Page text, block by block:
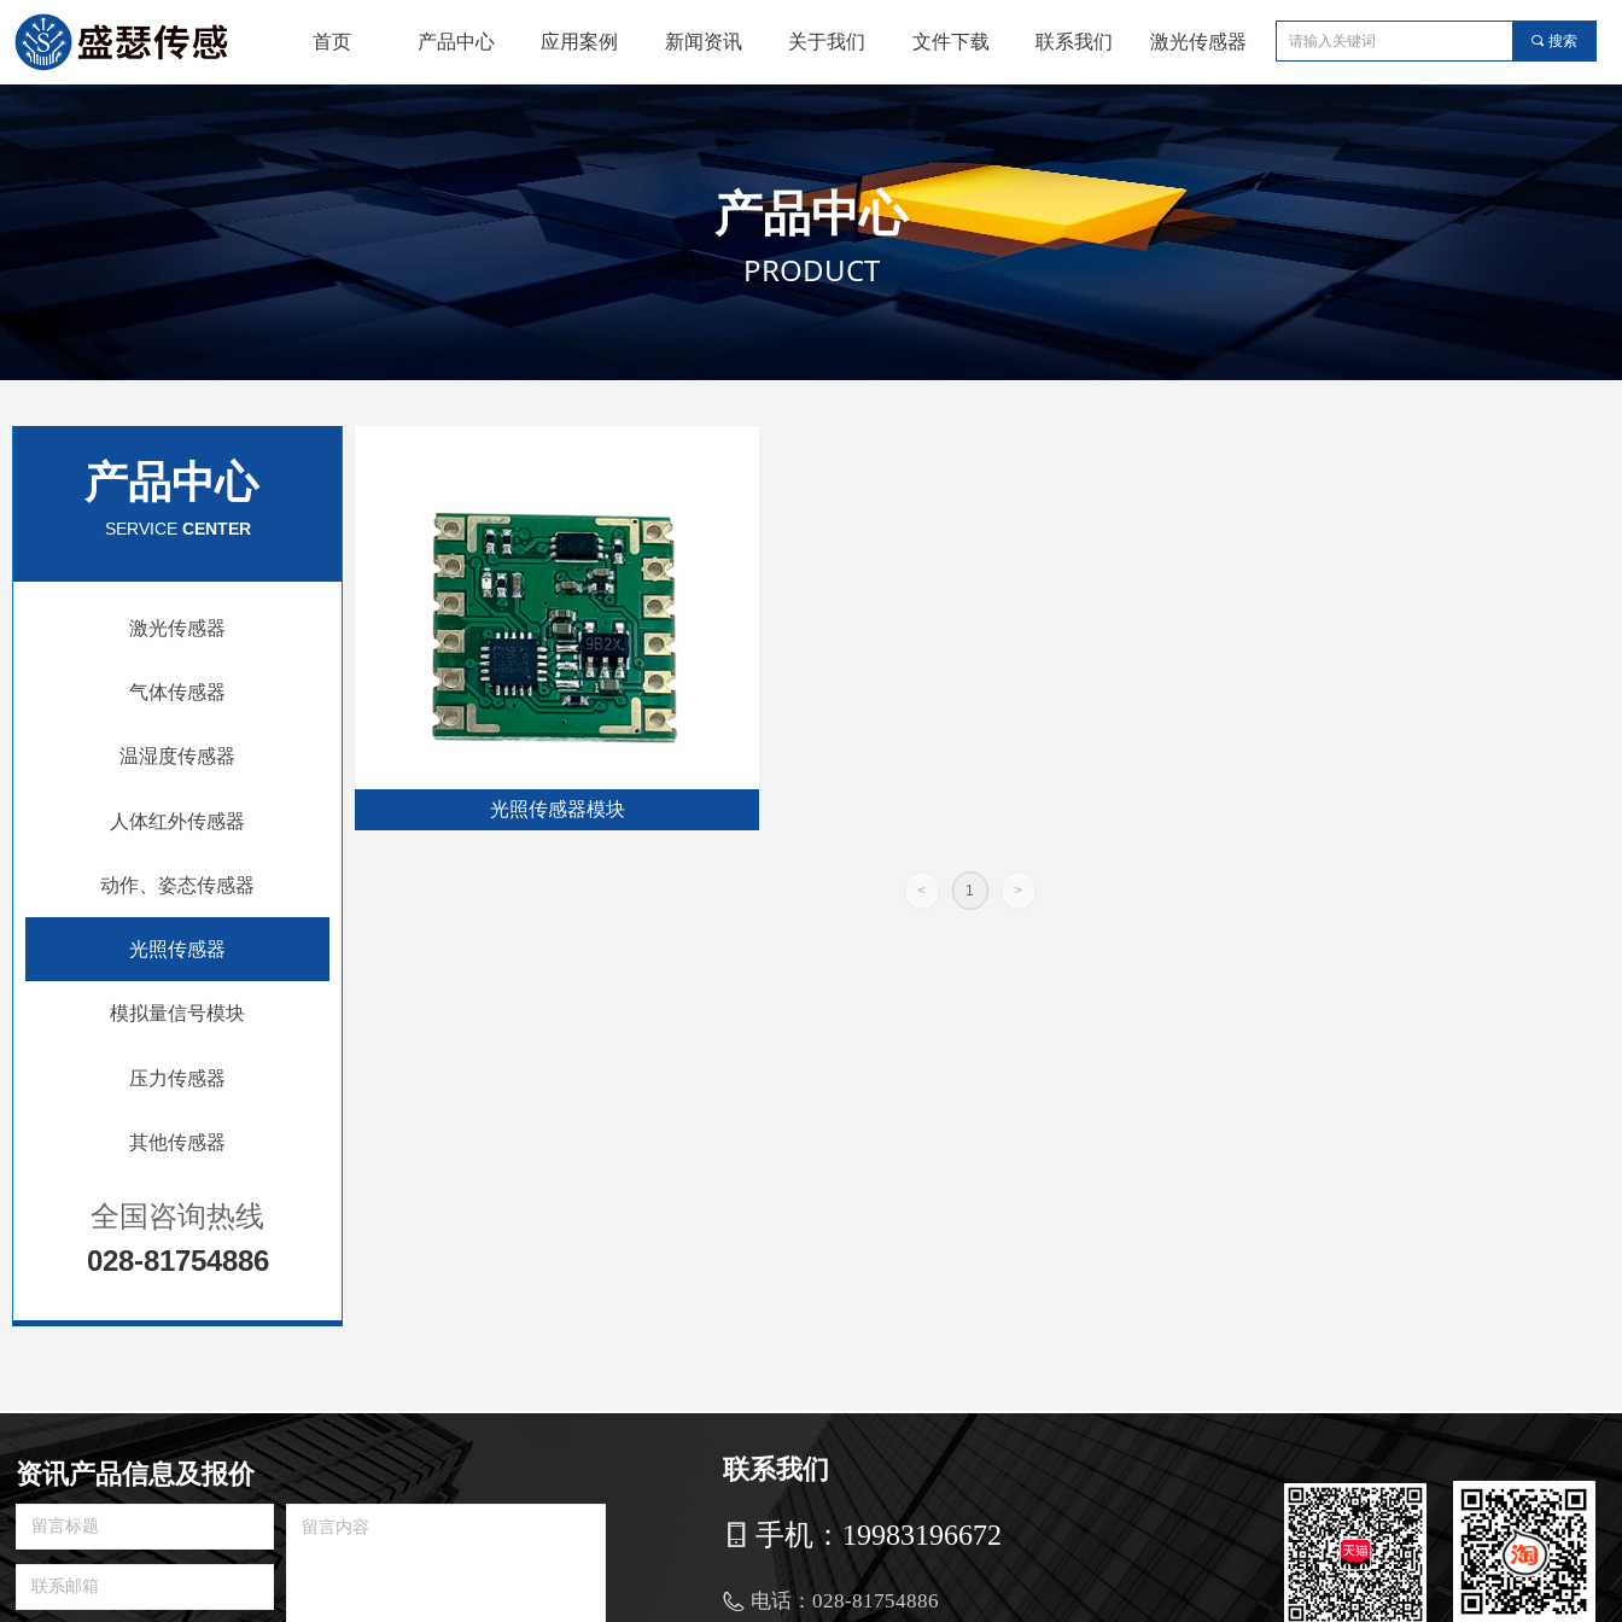
首页 产品中心 应用案例 新闻资讯 关于我们 文件下载 联系我们 激光传感器 끠 搜索
产品中心
SERVICE CENTER
全国咨询热线
028-81754886
激光传感器
气体传感器
温湿度传感器
人体红外传感器
动作、姿态传感器
光照传感器
模拟量信号模块
压力传感器
其他传感器
产品中心
PRODUCT
光照传感器模块
< 1 >
手机：19983196672
联系我们
电话： 028-81754886
资讯产品信息及报价